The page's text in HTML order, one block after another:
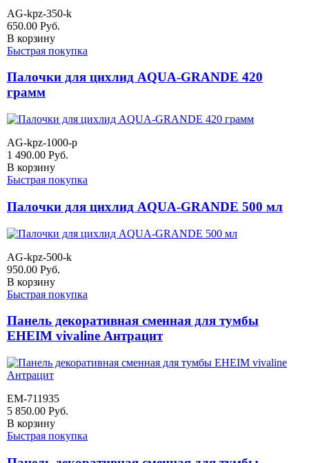
AG-kpz-350-k
650.00 Руб.
В корзину
Быстрая покупка
Палочки для цихлид AQUA-GRANDE 420
грамм
AG-kpz-1000-p
1 490.00 Руб.
В корзину
Быстрая покупка
Палочки для цихлид AQUA-GRANDE 500 мл
AG-kpz-500-k
950.00 Руб.
В корзину
Быстрая покупка
Панель декоративная сменная для тумбы
EHEIM vivaline Антрацит
EM-711935
5 850.00 Руб.
В корзину
Быстрая покупка